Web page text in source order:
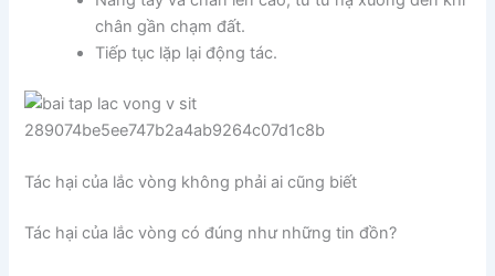
chân gần chạm đất.
Tiếp tục lặp lại động tác.
Tác hại của lắc vòng không phải ai cũng biết
Tác hại của lắc vòng có đúng như những tin đồn?